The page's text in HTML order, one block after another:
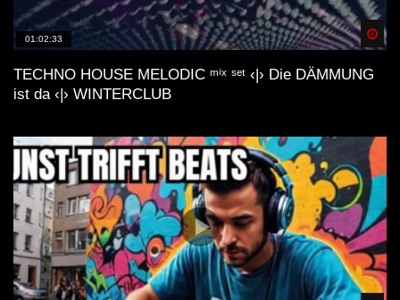
01:02:33
TECHNO HOUSE MELODIC ᵐⁱˣ ˢᵉᵗ ‹|› Die DÄMMUNG
ist da ‹|› WINTERCLUB